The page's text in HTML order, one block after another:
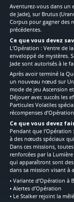
Aventurez-vous dans un
de Jade), sur Brutus
Corpus pour gagner des
précédentes.
Ce que vous devez
L’Opération : Ventre de
enveloppé de mystères.
Jade sont autorisés à le
Après avoir terminé la
un nouveau nœud sur
mode de jeu Ascension
Déjouer avec succès les
Particules Volatiles
récompenses
Ce que vous devez
Pendant que l’Opération
à des nœuds spéciaux
Dans ces missions,
renforcées par la
qui apparaîtront sont des
dans sa mission visant à
• Variante d’Opération à
• Alertes d’Opération
• Le Stalker rejoint la